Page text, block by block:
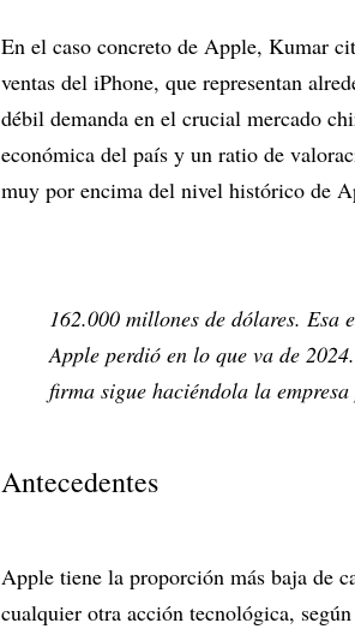
En el caso concreto de Apple, Kumar
ventas del iPhone, que representan
débil demanda en el crucial mercado
económica del país y un ratio de
muy por encima del nivel histórico de
162.000 millones de dólares. Esa
Apple perdió en lo que va de
firma sigue haciéndola la
Antecedentes
Apple tiene la proporción más baja de
cualquier otra acción tecnológica, según